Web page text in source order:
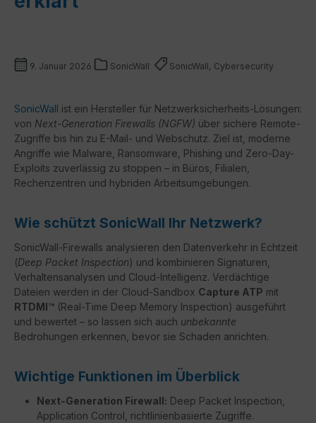
9. Januar 2026 SonicWall SonicWall, Cybersecurity
SonicWall ist ein Hersteller für Netzwerksicherheits-Lösungen:
von Next-Generation Firewalls (NGFW) über sichere Remote-
Zugriffe bis hin zu E-Mail- und Webschutz. Ziel ist, moderne
Angriffe wie Malware, Ransomware, Phishing und Zero-Day-
Exploits zuverlässig zu stoppen – in Büros, Filialen,
Rechenzentren und hybriden Arbeitsumgebungen.
Wie schützt SonicWall Ihr Netzwerk?
SonicWall-Firewalls analysieren den Datenverkehr in Echtzeit
(Deep Packet Inspection) und kombinieren Signaturen,
Verhaltensanalysen und Cloud-Intelligenz. Verdächtige
Dateien werden in der Cloud-Sandbox Capture ATP mit
RTDMI™ (Real-Time Deep Memory Inspection) ausgeführt
und bewertet – so lassen sich auch unbekannte
Bedrohungen erkennen, bevor sie Schaden anrichten.
Wichtige Funktionen im Überblick
Next-Generation Firewall: Deep Packet Inspection,
Application Control, richtlinienbasierte Zugriffe.